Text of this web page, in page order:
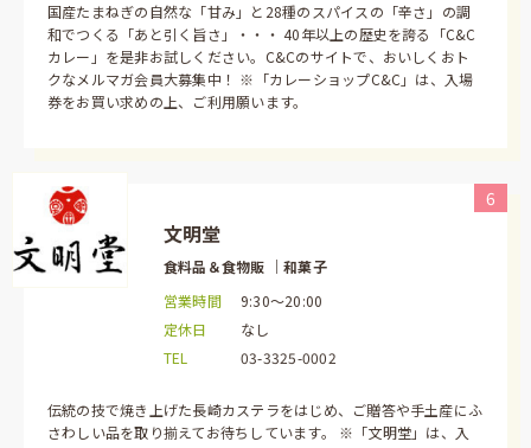
国産たまねぎの自然な「甘み」と28種のスパイスの「辛さ」の調
和でつくる「あと引く旨さ」・・・ 40年以上の歴史を誇る「C&C
カレー」を是非お試しください。C&Cのサイトで、おいしくおト
クなメルマガ会員大募集中！ ※「カレーショップC&C」は、入場
券をお買い求めの上、ご利用願います。
6
文明堂
食料品＆食物販 ｜和菓子
営業時間
9:30～20:00
定休日
なし
TEL
03-3325-0002
伝統の技で焼き上げた長崎カステラをはじめ、ご贈答や手土産にふ
さわしい品を取り揃えてお待ちしています。 ※「文明堂」は、入